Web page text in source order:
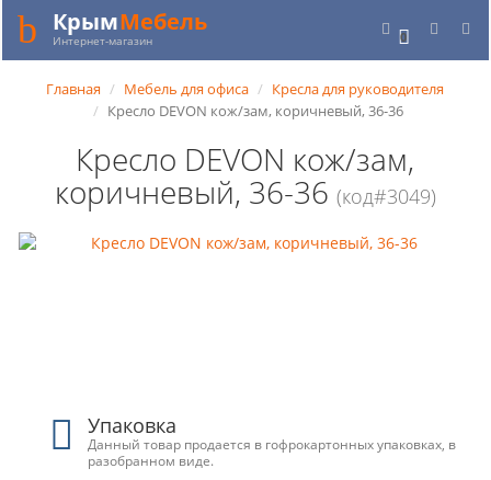
0
КрымМебель
Интернет-магазин
Главная Мебель для офиса
Кресла для руководителя
Кресло DEVON кож/зам, коричневый, 36-36
Кресло DEVON кож/зам,
коричневый, 36-36 (код#3049)
Упаковка
Данный товар продается в гофрокартонных упаковках, в
разобранном виде.